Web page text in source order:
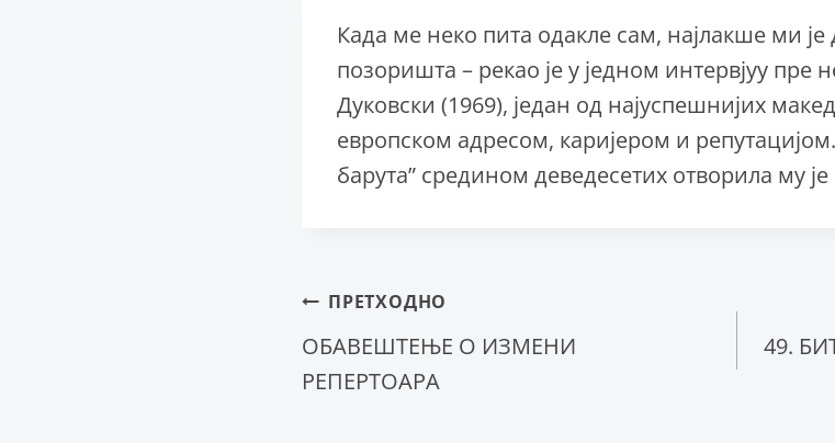
Када ме неко пита одакле сам, најлакше ми
позоришта – рекао је у једном интервјуу пре
Дуковски (1969), један од најуспешнијих
европском адресом, каријером и
барута” средином деведесетих отворила му је
Кретање
чланка
ПРЕТХОДНО
ОБАВЕШТЕЊЕ О ИЗМЕНИ
РЕПЕРТОАРА
49.